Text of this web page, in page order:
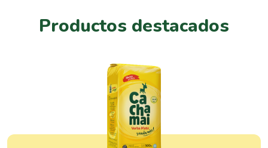
Productos destacados